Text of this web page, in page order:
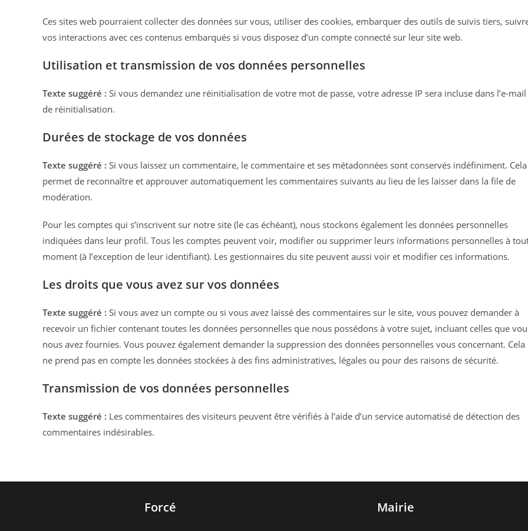
Ces sites web pourraient collecter des données sur vous, utiliser des cookies, embarquer des outils de suivis tiers,
vos interactions avec ces contenus embarqués si vous disposez d’un compte connecté sur leur site web.
Utilisation et transmission de vos données personnelles
Texte suggéré : Si vous demandez une réinitialisation de votre mot de passe, votre adresse IP sera incluse dans l’e-mail
de réinitialisation.
Durées de stockage de vos données
Texte suggéré : Si vous laissez un commentaire, le commentaire et ses métadonnées sont conservés indéfiniment. Cela
permet de reconnaître et approuver automatiquement les commentaires suivants au lieu de les laisser dans la file de
modération.
Pour les comptes qui s’inscrivent sur notre site (le cas échéant), nous stockons également les données personnelles
indiquées dans leur profil. Tous les comptes peuvent voir, modifier ou supprimer leurs informations personnelles à
moment (à l’exception de leur identifiant). Les gestionnaires du site peuvent aussi voir et modifier ces informations.
Les droits que vous avez sur vos données
Texte suggéré : Si vous avez un compte ou si vous avez laissé des commentaires sur le site, vous pouvez demander à
recevoir un fichier contenant toutes les données personnelles que nous possédons à votre sujet, incluant celles que
nous avez fournies. Vous pouvez également demander la suppression des données personnelles vous concernant. Cela
ne prend pas en compte les données stockées à des fins administratives, légales ou pour des raisons de sécurité.
Transmission de vos données personnelles
Texte suggéré : Les commentaires des visiteurs peuvent être vérifiés à l’aide d’un service automatisé de détection des
commentaires indésirables.
Forcé Mairie